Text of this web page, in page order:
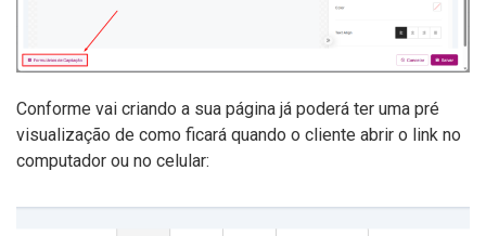
Conforme vai criando a sua página já poderá ter uma pré
visualização de como ficará quando o cliente abrir o link no
computador ou no celular: